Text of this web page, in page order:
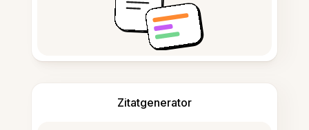
Zitatgenerator